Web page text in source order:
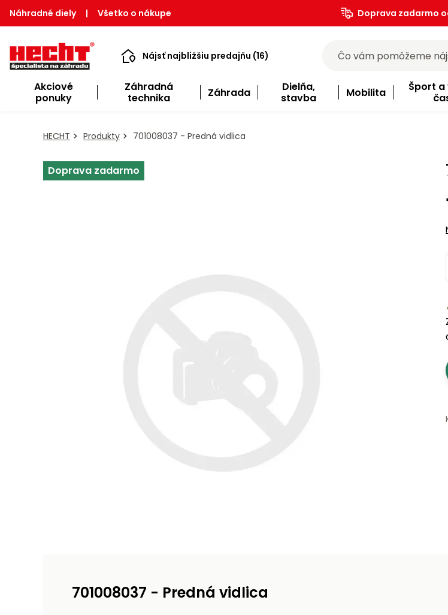
Náhradné diely | Všetko o nákupe Doprava zadarmo
Nájsť najbližšiu predajňu (16)
Akciové
ponuky
Záhradná
technika
Záhrada
Dielňa,
stavba
Mobilita
Šport
HECHT Produkty 701008037 - Predná vidlica
Doprava zadarmo
701008037 - Predná vidlica